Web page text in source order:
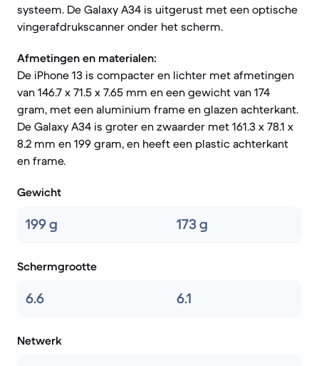
systeem. De Galaxy A34 is uitgerust met een optische
vingerafdrukscanner onder het scherm.
Afmetingen en materialen:
De iPhone 13 is compacter en lichter met afmetingen
van 146.7 x 71.5 x 7.65 mm en een gewicht van 174
gram, met een aluminium frame en glazen achterkant.
De Galaxy A34 is groter en zwaarder met 161.3 x 78.1 x
8.2 mm en 199 gram, en heeft een plastic achterkant
en frame.
Gewicht
199 g 173 g
Schermgrootte
6.6 6.1
Netwerk